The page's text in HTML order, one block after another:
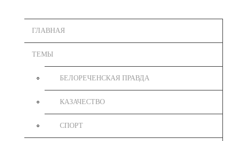
ГЛАВНАЯ
ТЕМЫ
БЕЛОРЕЧЕНСКАЯ ПРАВДА
КАЗАЧЕСТВО
СПОРТ